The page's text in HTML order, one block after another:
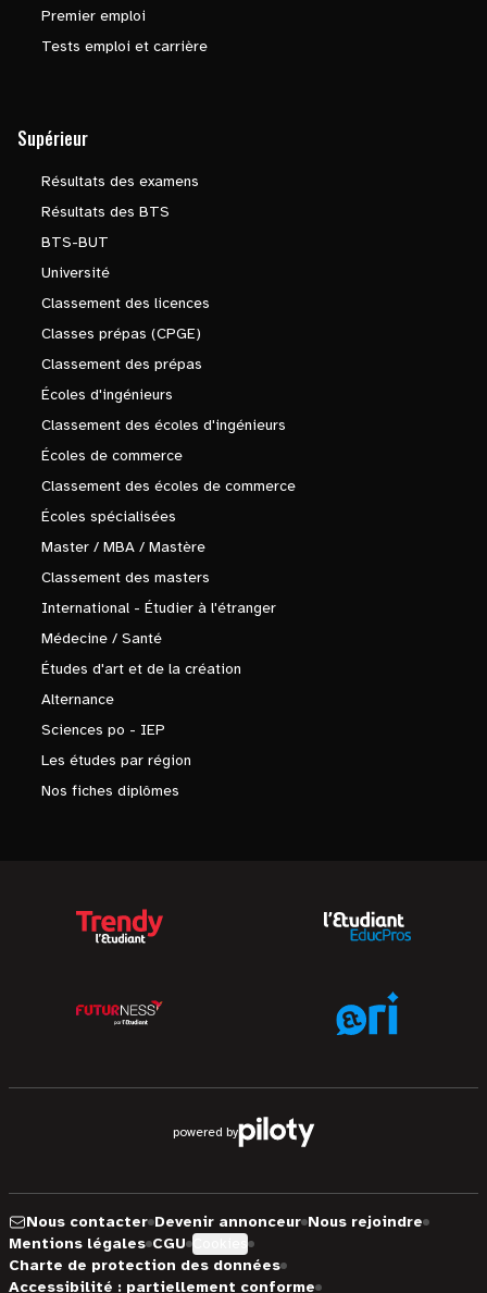
Premier emploi
Tests emploi et carrière
Supérieur
Résultats des examens
Résultats des BTS
BTS-BUT
Université
Classement des licences
Classes prépas (CPGE)
Classement des prépas
Écoles d'ingénieurs
Classement des écoles d'ingénieurs
Écoles de commerce
Classement des écoles de commerce
Écoles spécialisées
Master / MBA / Mastère
Classement des masters
International - Étudier à l'étranger
Médecine / Santé
Études d'art et de la création
Alternance
Sciences po - IEP
Les études par région
Nos fiches diplômes
powered by
Nous contacter Devenir annonceur Nous rejoindre
Mentions légales CGU
Charte de protection des données
Accessibilité : partiellement conforme